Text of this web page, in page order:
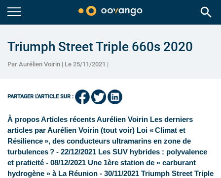
search
Triumph Street Triple 660s 2020
Par Aurélien Voirin | Le 25/11/2021 |
PARTAGER L'ARTICLE SUR :
À propos Articles récents Aurélien Voirin Les derniers
articles par Aurélien Voirin (tout voir) Loi « Climat et
Résilience », des conducteurs ultramarins en zone de
turbulences ? - 22/12/2021 Les SUV hybrides : polyvalence
et praticité - 08/12/2021 Une 1ère station de « carburant
hydrogène » à La Réunion - 30/11/2021 Triumph Street Triple